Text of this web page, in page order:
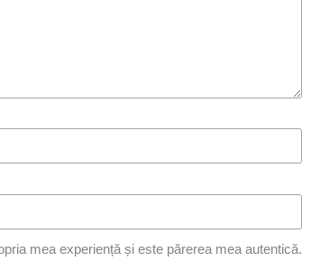
mea experiență și este părerea mea autentică.